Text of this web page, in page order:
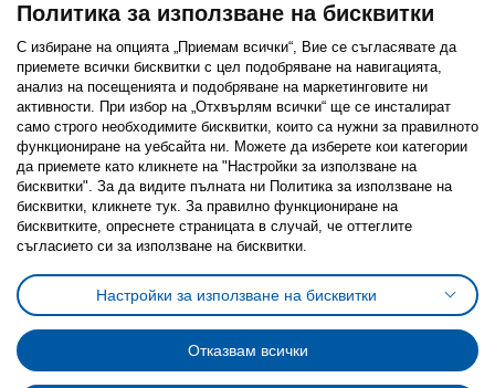
Последвайте ни:
FacebookTwitterYoutubePinterestInstagram
Политика за използване на бисквитки (Cookies)
Избор на настройки за използване на бисквитки
Условия за ползване на ikea.bgОбща политика за личните данни
Политика за защита на личните данни на ikea.bg
Общи условия на програма IKEA Family
Политика за защита на лични данни на програма IKEA Family
Политика за използване на бисквитки
С избиране на опцията „Приемам всички“, Вие се съгласявате да
приемете всички бисквитки с цел подобряване на навигацията,
анализ на посещенията и подобряване на маркетинговите ни
активности. При избор на „Отхвърлям всички“ ще се инсталират
само строго необходимитe бисквитки, които са нужни за правилното
функциониране на уебсайта ни. Можете да изберете кои категории
да приемете като кликнете на "Настройки за използване на
бисквитки". За да видите пълната ни Политика за използване на
бисквитки, кликнете тук. За правилно функциониране на
бисквитките, опреснете страницата в случай, че оттеглите
съгласието си за използване на бисквитки.
Настройки за използване на бисквитки
Отказвам всички